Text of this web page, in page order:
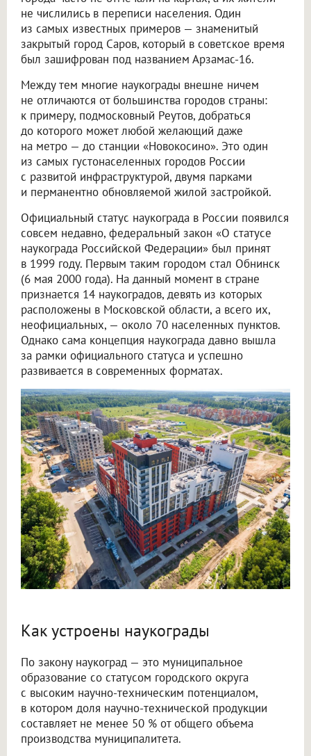
не числились в переписи населения. Один
из самых известных примеров — знаменитый
закрытый город Саров, который в советское время
был зашифрован под названием Арзамас-16.
Между тем многие наукограды внешне ничем
не отличаются от большинства городов страны:
к примеру, подмосковный Реутов, добраться
до которого может любой желающий даже
на метро — до станции «Новокосино». Это один
из самых густонаселенных городов России
с развитой инфраструктурой, двумя парками
и перманентно обновляемой жилой застройкой.
Официальный статус наукограда в России появился
совсем недавно, федеральный закон «О статусе
наукограда Российской Федерации» был принят
в 1999 году. Первым таким городом стал Обнинск
(6 мая 2000 года). На данный момент в стране
признается 14 наукоградов, девять из которых
расположены в Московской области, а всего их,
неофициальных, — около 70 населенных пунктов.
Однако сама концепция наукограда давно вышла
за рамки официального статуса и успешно
развивается в современных форматах.
Как устроены наукограды
По закону наукоград — это муниципальное
образование со статусом городского округа
с высоким научно-техническим потенциалом,
в котором доля научно-технической продукции
составляет не менее 50 % от общего объема
производства муниципалитета.